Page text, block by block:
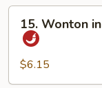
(4)
Wonton
Hot
Sesame
15. Wonton
$6.15